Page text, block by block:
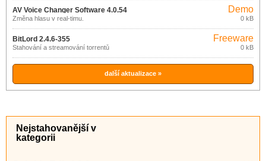
AV Voice Changer Software 4.0.54
Změna hlasu v real-timu.
Demo
0 kB
BitLord 2.4.6-355
Stahování a streamování torrentů
Freeware
0 kB
další aktualizace »
Nejstahovanější v
kategorii